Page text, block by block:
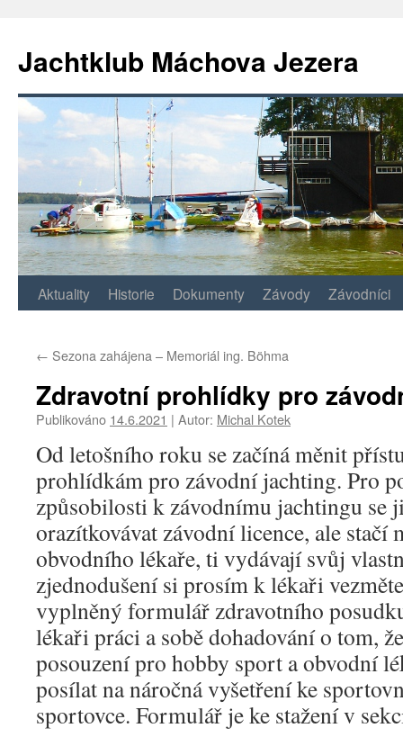
Jachtklub Máchova Jezera
Přejít
obsahu
webu
Aktuality Historie Dokumenty Závody Závodníci
← Sezona zahájena – Memoriál ing. Böhma
Zdravotní prohlídky pro
Publikováno 14.6.2021 | Autor: Michal Kotek
Od letošního roku se začíná měnit
prohlídkám pro závodní jachting. Pro
způsobilosti k závodnímu jachtingu se
orazítkovávat závodní licence, ale stačí
obvodního lékaře, ti vydávají svůj
zjednodušení si prosím k lékaři
vyplněný formulář zdravotního
lékaři práci a sobě dohadování o tom,
posouzení pro hobby sport a obvodní
posílat na náročná vyšetření ke
sportovce. Formulář je ke stažení v